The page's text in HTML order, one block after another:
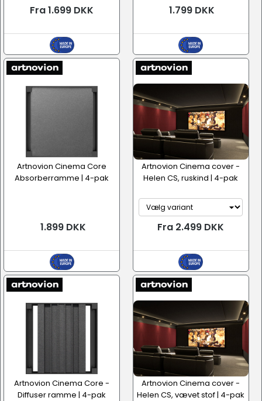
Fra 1.699 DKK 1.799 DKK
Artnovion Cinema Core
Absorberramme | 4-pak
1.899 DKK
Artnovion Cinema cover -
Helen CS, ruskind | 4-pak
Fra 2.499 DKK
Artnovion Cinema Core -
Diffuser ramme | 4-pak
Artnovion Cinema cover -
Helen CS, vævet stof | 4-pak